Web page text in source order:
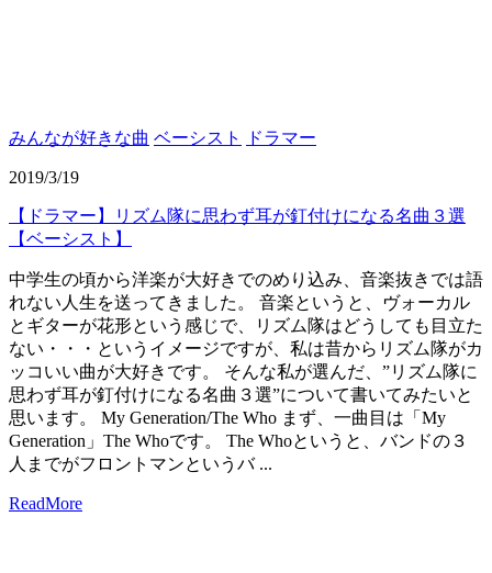
みんなが好きな曲 ベーシスト ドラマー
2019/3/19
【ドラマー】リズム隊に思わず耳が釘付けになる名曲３選
【ベーシスト】
中学生の頃から洋楽が大好きでのめり込み、音楽抜きでは語
れない人生を送ってきました。 音楽というと、ヴォーカル
とギターが花形という感じで、リズム隊はどうしても目立た
ない・・・というイメージですが、私は昔からリズム隊がカ
ッコいい曲が大好きです。 そんな私が選んだ、”リズム隊に
思わず耳が釘付けになる名曲３選”について書いてみたいと
思います。 My Generation/The Who まず、一曲目は「My
Generation」The Whoです。 The Whoというと、バンドの３
人までがフロントマンというバ ...
ReadMore